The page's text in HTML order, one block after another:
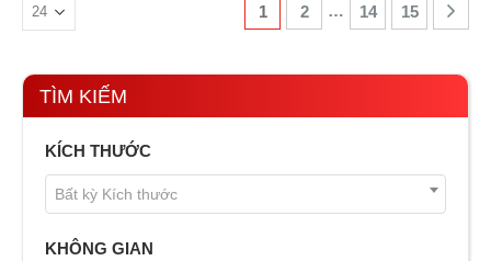
1 2 … 14 15
TÌM KIẾM
KÍCH THƯỚC
Bất kỳ Kích thước
KHÔNG GIAN